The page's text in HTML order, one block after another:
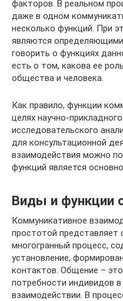
факторов. В реальном
даже в одном
несколько функций. При
являются
говорить о функциях
есть о том, какова ее
общества и человека.
Как правило, функции
целях научно-
исследовательского
для консультационной
взаимодействия можно
функций является
Виды и функции
Коммуникативное
простотой представляет
многогранный процесс,
установление,
контактов. Общение –
потребности индивидов
взаимодействии. В